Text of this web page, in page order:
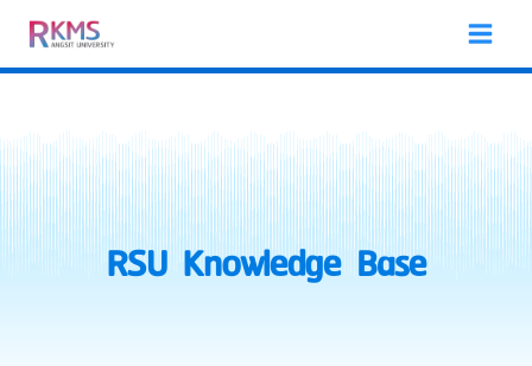
content
RSU Knowledge Base